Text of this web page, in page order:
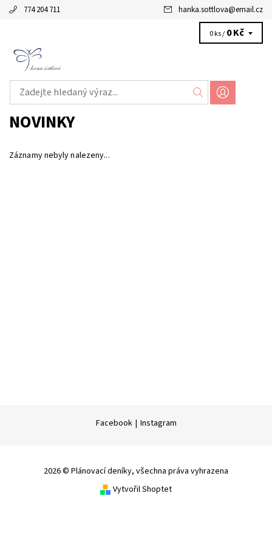
774 204 711 hanka.sottlova@email.cz
0 ks / 0 Kč
NOVINKY
Záznamy nebyly nalezeny...
Facebook | Instagram
2026 © Plánovací deníky, všechna práva vyhrazena
Vytvořil Shoptet